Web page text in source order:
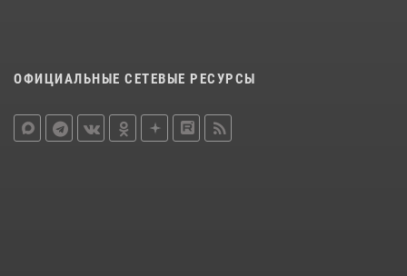
ОФИЦИАЛЬНЫЕ СЕТЕВЫЕ РЕСУРСЫ